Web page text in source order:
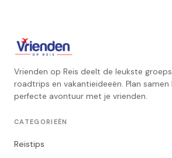
Vrienden op Reis deelt de leukste
roadtrips en vakantieideeën. Plan samen
perfecte avontuur met je vrienden.
CATEGORIEËN
Reistips